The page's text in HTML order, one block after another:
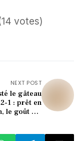
votes)
NEXT POST
le gâteau
1 : prêt en
le goût est